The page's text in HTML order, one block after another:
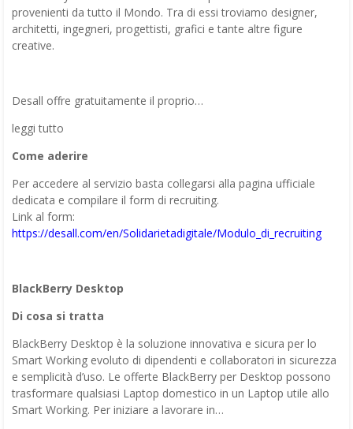
provenienti da tutto il Mondo. Tra di essi troviamo designer,
architetti, ingegneri, progettisti, grafici e tante altre figure
creative.
Desall offre gratuitamente il proprio…
leggi tutto
Come aderire
Per accedere al servizio basta collegarsi alla pagina ufficiale
dedicata e compilare il form di recruiting.
Link al form:
https://desall.com/en/Solidarietadigitale/Modulo_di_recruiting
BlackBerry Desktop
Di cosa si tratta
BlackBerry Desktop è la soluzione innovativa e sicura per lo
Smart Working evoluto di dipendenti e collaboratori in sicurezza
e semplicità d’uso. Le offerte BlackBerry per Desktop possono
trasformare qualsiasi Laptop domestico in un Laptop utile allo
Smart Working. Per iniziare a lavorare in…